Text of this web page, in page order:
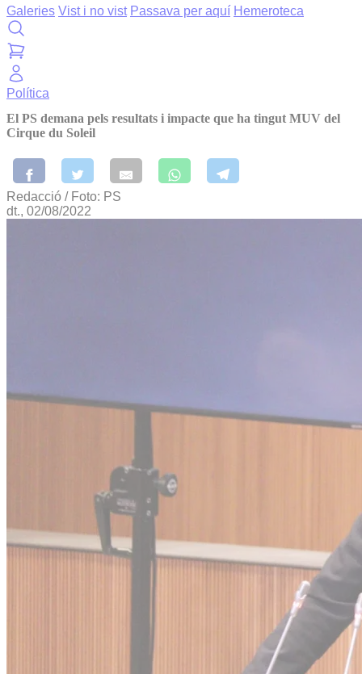
Galeries Vist i no vist Passava per aquí Hemeroteca
Política
El PS demana pels resultats i impacte que ha tingut MUV del
Cirque du Soleil
Redacció / Foto: PS
dt., 02/08/2022